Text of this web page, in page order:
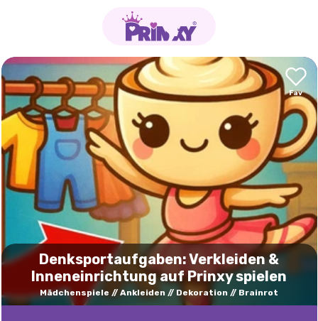
Denksportaufgaben: Verkleiden &
Inneneinrichtung auf Prinxy spielen
Mädchenspiele Ankleiden Dekoration Brainrot